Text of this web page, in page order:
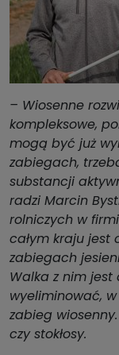
– Wiosenne
kompleksowe,
mogą być już
zabiegach,
substancji
radzi Marcin
rolniczych w
całym kraju jest
zabiegach
Walka z nim jest
wyeliminować,
zabieg
czy stokłosy.